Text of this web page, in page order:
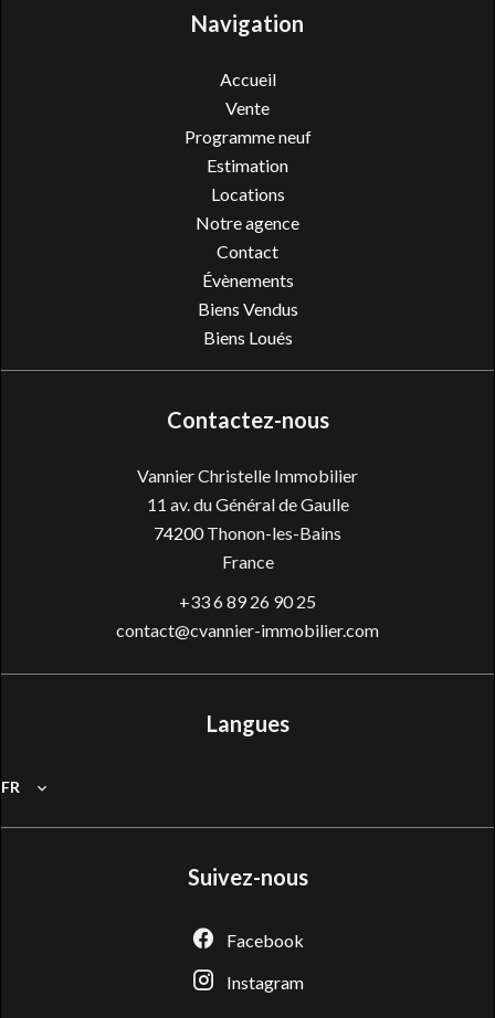
Navigation
Accueil
Vente
Programme neuf
Estimation
Locations
Notre agence
Contact
Évènements
Biens Vendus
Biens Loués
Contactez-nous
Vannier Christelle Immobilier
11 av. du Général de Gaulle
74200Thonon-les-Bains
France
+33 6 89 26 90 25
contact@cvannier-immobilier.com
Langues
FR
Suivez-nous
Facebook
Instagram